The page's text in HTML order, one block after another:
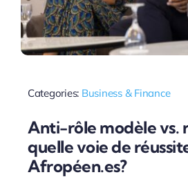
Categories: Business & Finance
Anti-rôle modèle vs.
quelle voie de
Afropéen.es?